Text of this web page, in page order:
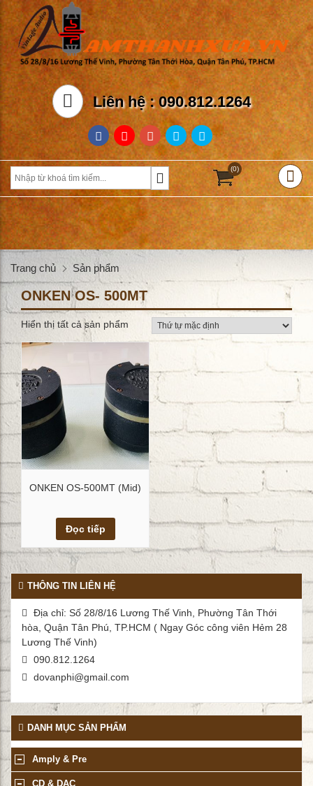
Liên hệ : 090.812.1264
(0)
Trang chủ Sản phẩm
ONKEN OS- 500MT
Hiển thị tất cả sản phẩm
Xem chi tiết
ONKEN OS-500MT (Mid)
Đọc tiếp
THÔNG TIN LIÊN HỆ
Địa chỉ: Số 28/8/16 Lương Thế Vinh, Phường Tân Thới
hòa, Quận Tân Phú, TP.HCM ( Ngay Góc công viên Hẻm 28
Lương Thế Vinh)
090.812.1264
dovanphi@gmail.com
DANH MỤC SẢN PHẨM
Amply & Pre
CD & DAC